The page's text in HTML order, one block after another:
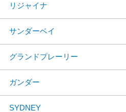
リジャイナ
サンダーベイ
グランドプレーリー
ガンダー
SYDNEY